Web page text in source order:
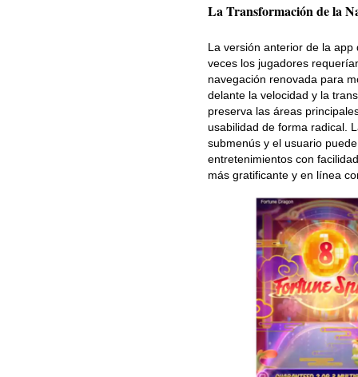
La Transformación de la
La versión anterior de la
veces los jugadores
navegación renovada para
delante la velocidad y la
preserva las áreas
usabilidad de forma radical.
submenús y el usuario
entretenimientos con
más gratificante y en línea